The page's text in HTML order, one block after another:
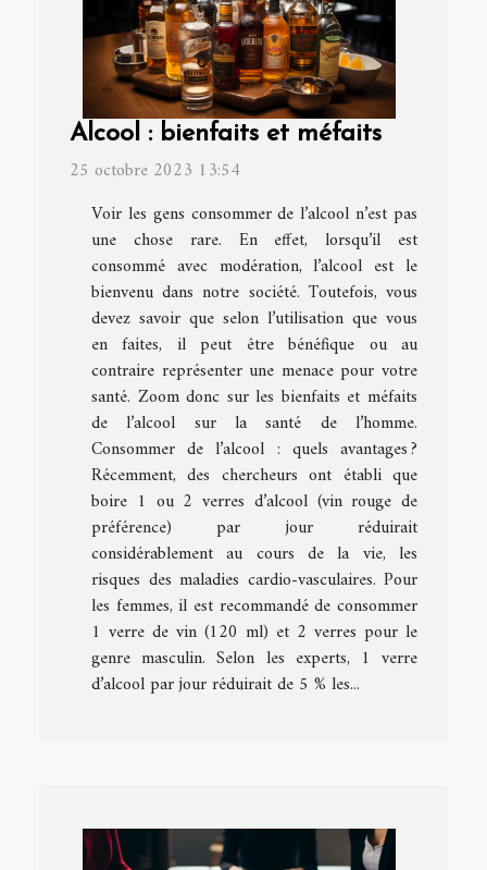
Alcool : bienfaits et méfaits
25 octobre 2023 13:54
Voir les gens consommer de l’alcool n’est pas
une chose rare. En effet, lorsqu’il est
consommé avec modération, l’alcool est le
bienvenu dans notre société. Toutefois, vous
devez savoir que selon l’utilisation que vous
en faites, il peut être bénéfique ou au
contraire représenter une menace pour votre
santé. Zoom donc sur les bienfaits et méfaits
de l’alcool sur la santé de l’homme.
Consommer de l’alcool : quels avantages ?
Récemment, des chercheurs ont établi que
boire 1 ou 2 verres d’alcool (vin rouge de
préférence) par jour réduirait
considérablement au cours de la vie, les
risques des maladies cardio-vasculaires. Pour
les femmes, il est recommandé de consommer
1 verre de vin (120 ml) et 2 verres pour le
genre masculin. Selon les experts, 1 verre
d’alcool par jour réduirait de 5 % les...